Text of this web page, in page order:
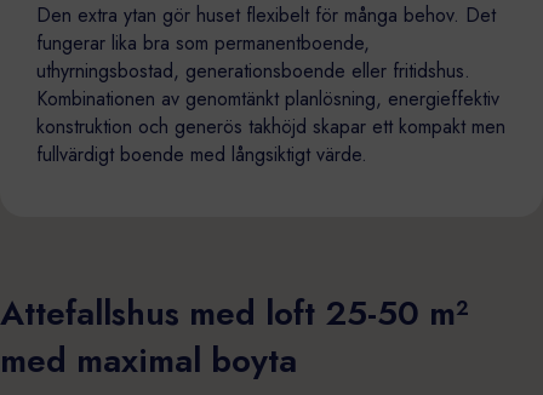
Den extra ytan gör huset flexibelt för många behov. Det
fungerar lika bra som permanentboende,
uthyrningsbostad, generationsboende eller fritidshus.
Kombinationen av genomtänkt planlösning, energieffektiv
konstruktion och generös takhöjd skapar ett kompakt men
fullvärdigt boende med långsiktigt värde.
Attefallshus med loft 25-50 m²
med maximal boyta